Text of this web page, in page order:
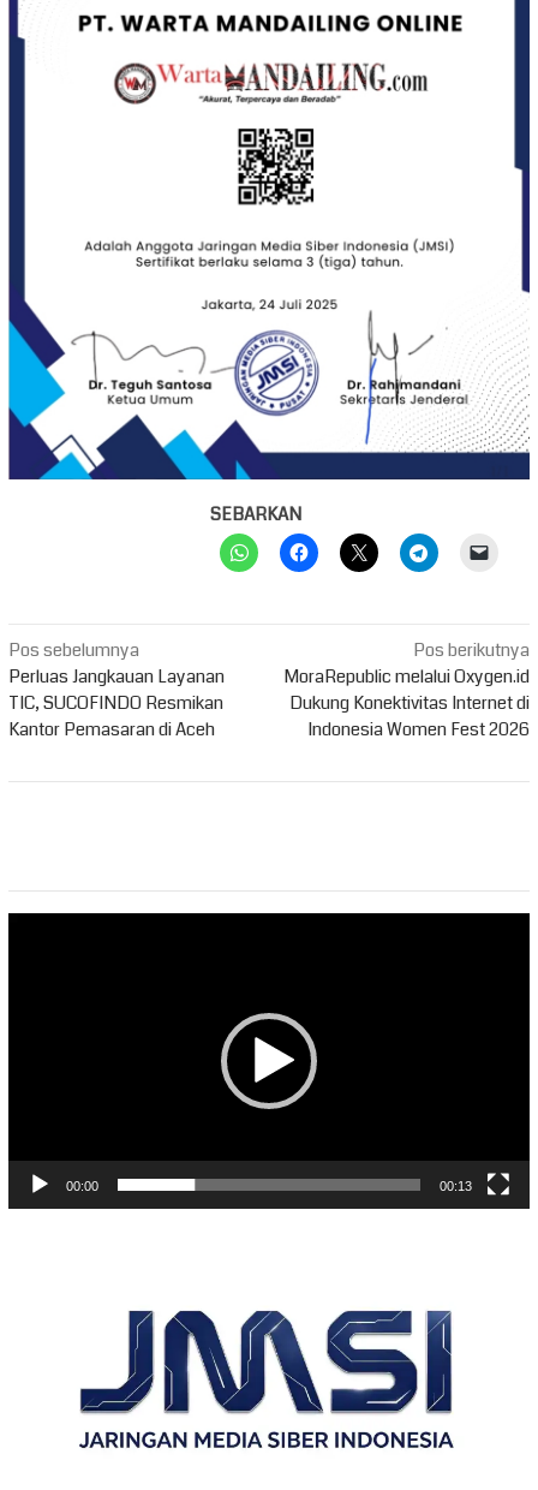
SEBARKAN
Navigasi
pos
Pos sebelumnya
Perluas Jangkauan Layanan
TIC, SUCOFINDO Resmikan
Kantor Pemasaran di Aceh
Pos berikutnya
MoraRepublic melalui Oxygen.id
Dukung Konektivitas Internet di
Indonesia Women Fest 2026
00:00 00:13